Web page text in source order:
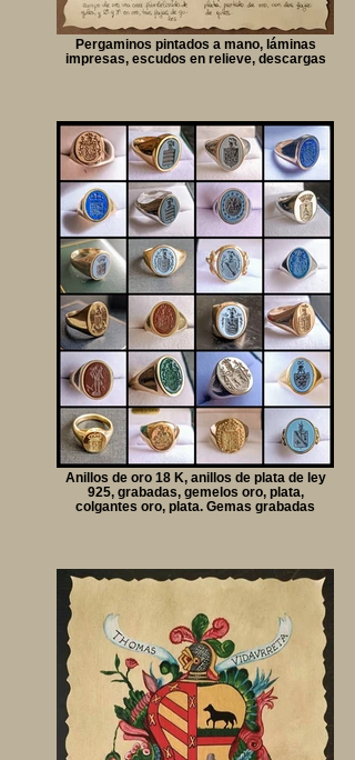
Pergaminos pintados a mano, láminas
impresas, escudos en relieve, descargas
Anillos de oro 18 K, anillos de plata de ley
925, grabadas, gemelos oro, plata,
colgantes oro, plata. Gemas grabadas